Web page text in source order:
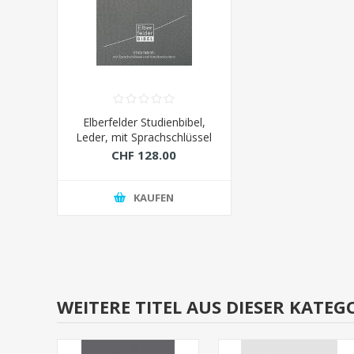
Elberfelder Studienbibel,
Leder, mit Sprachschlüssel
und Handkonkordanz
CHF 128.00
KAUFEN
WEITERE TITEL AUS DIESER